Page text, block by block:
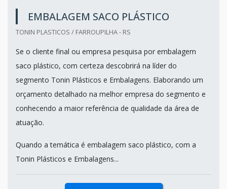
EMBALAGEM SACO PLÁSTICO
TONIN PLASTICOS / FARROUPILHA - RS
Se o cliente final ou empresa pesquisa por embalagem
saco plástico, com certeza descobrirá na líder do
segmento Tonin Plásticos e Embalagens. Elaborando um
orçamento detalhado na melhor empresa do segmento e
conhecendo a maior referência de qualidade da área de
atuação.
Quando a temática é embalagem saco plástico, com a
Tonin Plásticos e Embalagens...